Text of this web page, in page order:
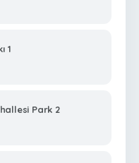
1
Park 2